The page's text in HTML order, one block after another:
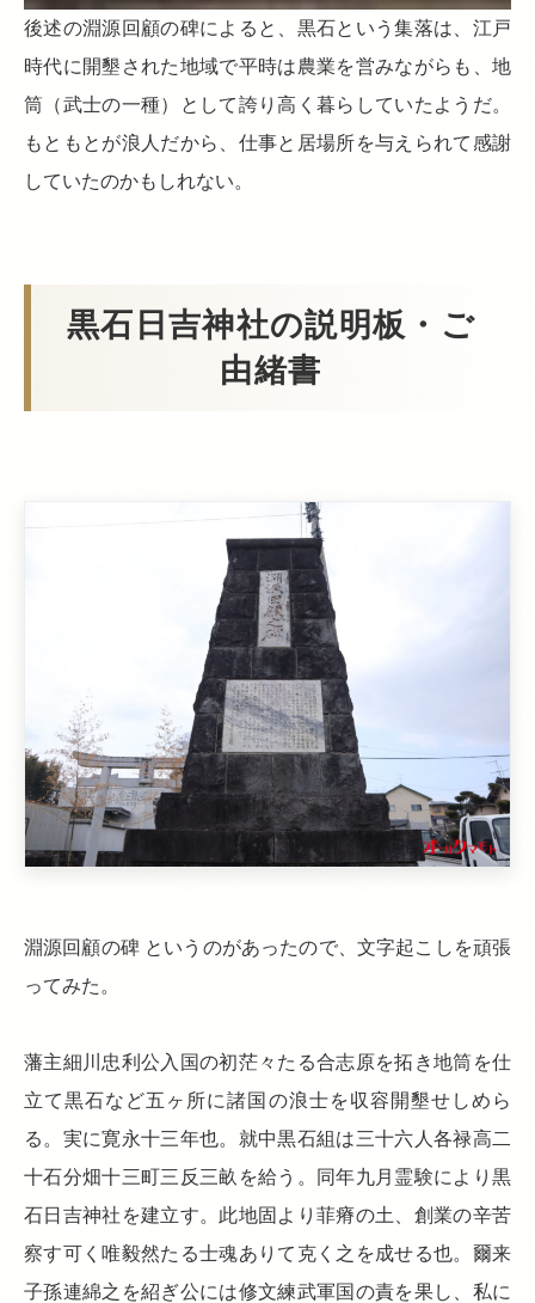
後述の淵源回顧の碑によると、黒石という集落は、江戸
時代に開墾された地域で平時は農業を営みながらも、地
筒（武士の一種）として誇り高く暮らしていたようだ。
もともとが浪人だから、仕事と居場所を与えられて感謝
していたのかもしれない。
黒石日吉神社の説明板・ご
由緒書
淵源回顧の碑 というのがあったので、文字起こしを頑張
ってみた。
藩主細川忠利公入国の初茫々たる合志原を拓き地筒を仕
立て黒石など五ヶ所に諸国の浪士を収容開墾せしめら
る。実に寛永十三年也。就中黒石組は三十六人各禄高二
十石分畑十三町三反三畝を給う。同年九月霊験により黒
石日吉神社を建立す。此地固より菲瘠の土、創業の辛苦
察す可く唯毅然たる士魂ありて克く之を成せる也。爾来
子孫連綿之を紹ぎ公には修文練武軍国の責を果し、私に